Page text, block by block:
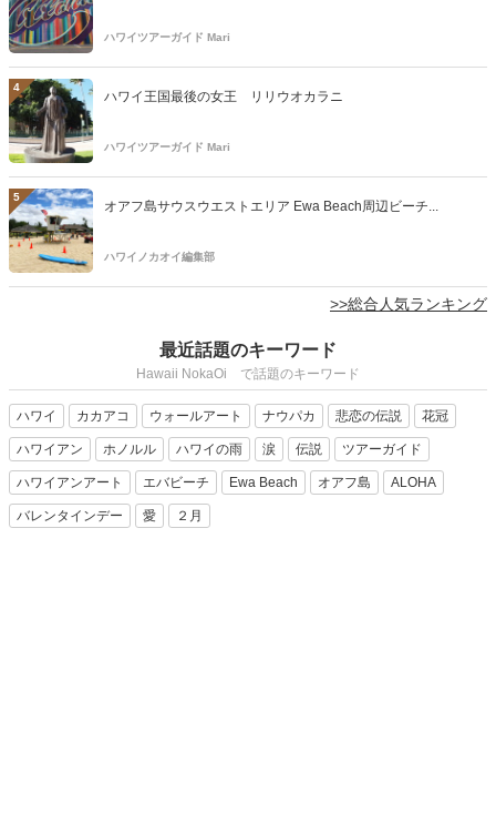
ハワイツアーガイド Mari
4
ハワイ王国最後の女王 リリウオカラニ
ハワイツアーガイド Mari
5
オアフ島サウスウエストエリア Ewa Beach周辺ビーチ...
ハワイノカオイ編集部
>>総合人気ランキング
最近話題のキーワード
Hawaii NokaOi で話題のキーワード
ハワイ カカアコ ウォールアート ナウパカ 悲恋の伝説 花冠
ハワイアン ホノルル ハワイの雨 涙 伝説 ツアーガイド
ハワイアンアート エバビーチ Ewa Beach オアフ島 ALOHA
バレンタインデー 愛 ２月